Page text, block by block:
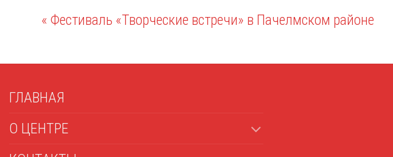
Навигация
« Фестиваль «Творческие встречи» в Пачелмском районе
ГЛАВНАЯ
О ЦЕНТРЕ